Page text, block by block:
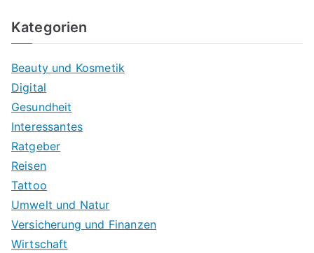
Kategorien
Beauty und Kosmetik
Digital
Gesundheit
Interessantes
Ratgeber
Reisen
Tattoo
Umwelt und Natur
Versicherung und Finanzen
Wirtschaft